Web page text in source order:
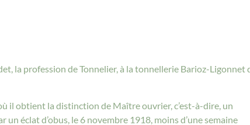
la profession de Tonnelier, à la tonnellerie Barioz-Ligonnet
il obtient la distinction de Maître ouvrier, c’est-à-dire, un
éclat d’obus, le 6 novembre 1918, moins d’une semaine